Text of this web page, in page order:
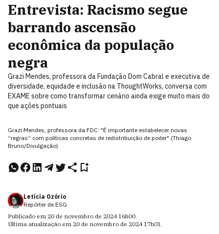
Entrevista: Racismo segue
barrando ascensão
econômica da população
negra
Grazi Mendes, professora da Fundação Dom Cabral e executiva de
diversidade, equidade e inclusão na ThoughtWorks, conversa com
EXAME sobre como transformar cenário ainda exige muito mais do
que ações pontuais
Grazi Mendes, professora da FDC: "É importante estabelecer novas
“regras” com políticas concretas de redistribuição de poder" (Thiago
Bruno/Divulgação)
Letícia Ozório
Repórter de ESG
Publicado em 20 de novembro de 2024 16h00.
Última atualização em 20 de novembro de 2024 17h01.